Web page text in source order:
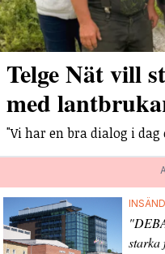
Telge Nät vill
med
"Vi har en bra dialog i
starka